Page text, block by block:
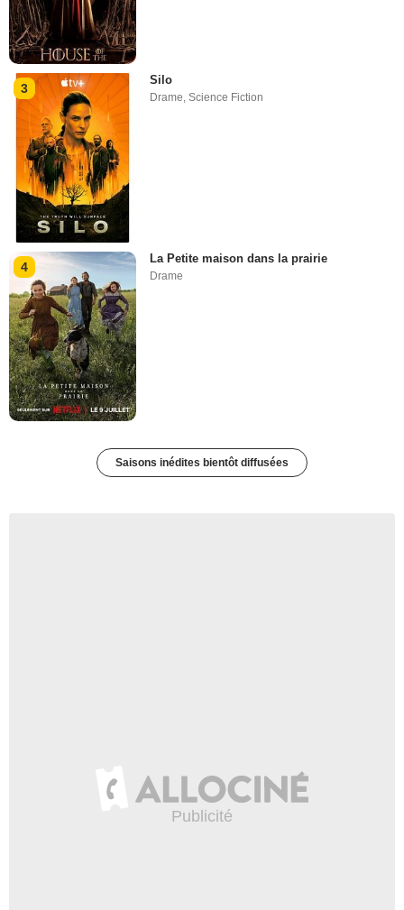
3
Silo
Drame ,Science Fiction
4
La Petite maison dans la prairie
Drame
Saisons inédites bientôt diffusées